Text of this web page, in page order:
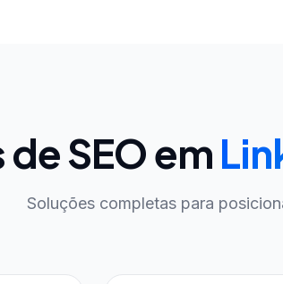
SEO em
Soluções completas para